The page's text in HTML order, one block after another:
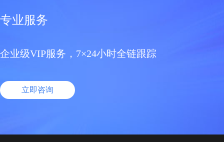
专业服务
企业级VIP服务，7×24小时全链跟踪
立即咨询